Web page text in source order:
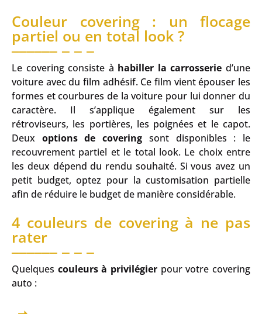
Couleur covering : un flocage
partiel ou en total look ?
Le covering consiste à habiller la carrosserie d’une
voiture avec du film adhésif. Ce film vient épouser les
formes et courbures de la voiture pour lui donner du
caractère. Il s’applique également sur les
rétroviseurs, les portières, les poignées et le capot.
Deux options de covering sont disponibles : le
recouvrement partiel et le total look. Le choix entre
les deux dépend du rendu souhaité. Si vous avez un
petit budget, optez pour la customisation partielle
afin de réduire le budget de manière considérable.
4 couleurs de covering à ne pas
rater
Quelques couleurs à privilégier pour votre covering
auto :